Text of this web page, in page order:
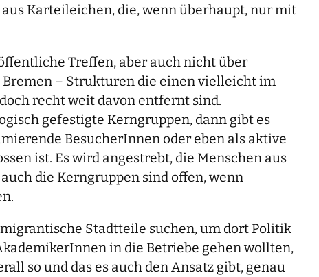
Karteileichen, die, wenn überhaupt, nur mit
Treffen, aber auch nicht über
Bremen – Strukturen die einen vielleicht im
recht weit davon entfernt sind.
gefestigte Kerngruppen, dann gibt es
BesucherInnen oder eben als aktive
ist. Es wird angestrebt, die Menschen aus
die Kerngruppen sind offen, wenn
Stadtteile suchen, um dort Politik
in die Betriebe gehen wollten,
so und das es auch den Ansatz gibt, genau